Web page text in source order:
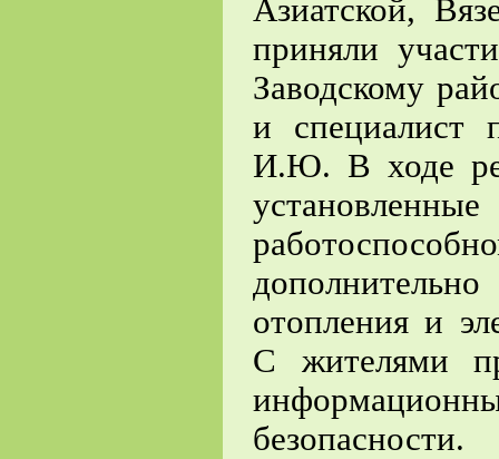
Азиатской,
приняли
Заводскому
и специалист
И.Ю. В ходе
отопления и
С жителями
безопасности.